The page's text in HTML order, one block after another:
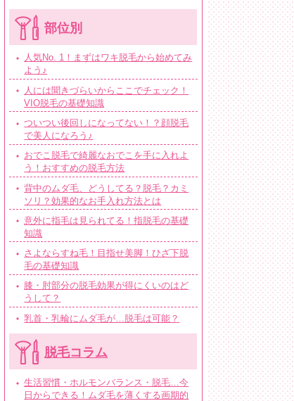
部位別
人気No. 1！まずはワキ脱毛から始めてみ
よう♪
人には聞きづらいからここでチェック！
VIO脱毛の基礎知識
ついつい後回しになってない！？顔脱毛
で美人になろう♪
おでこ脱毛で綺麗なおでこを手に入れよ
う！おすすめの脱毛方法
背中のムダ毛、どうしてる？脱毛？カミ
ソリ？効果的なお手入れ方法とは
意外に指毛は見られてる！指脱毛の基礎
知識
さよならすね毛！目指せ美脚！ひざ下脱
毛の基礎知識
膝・肘部分の脱毛効果が得にくいのはど
うして？
乳首・乳輪にムダ毛が…脱毛は可能？
脱毛コラム
生活習慣・ホルモンバランス・脱毛…今
日からできる！ムダ毛を薄くする画期的